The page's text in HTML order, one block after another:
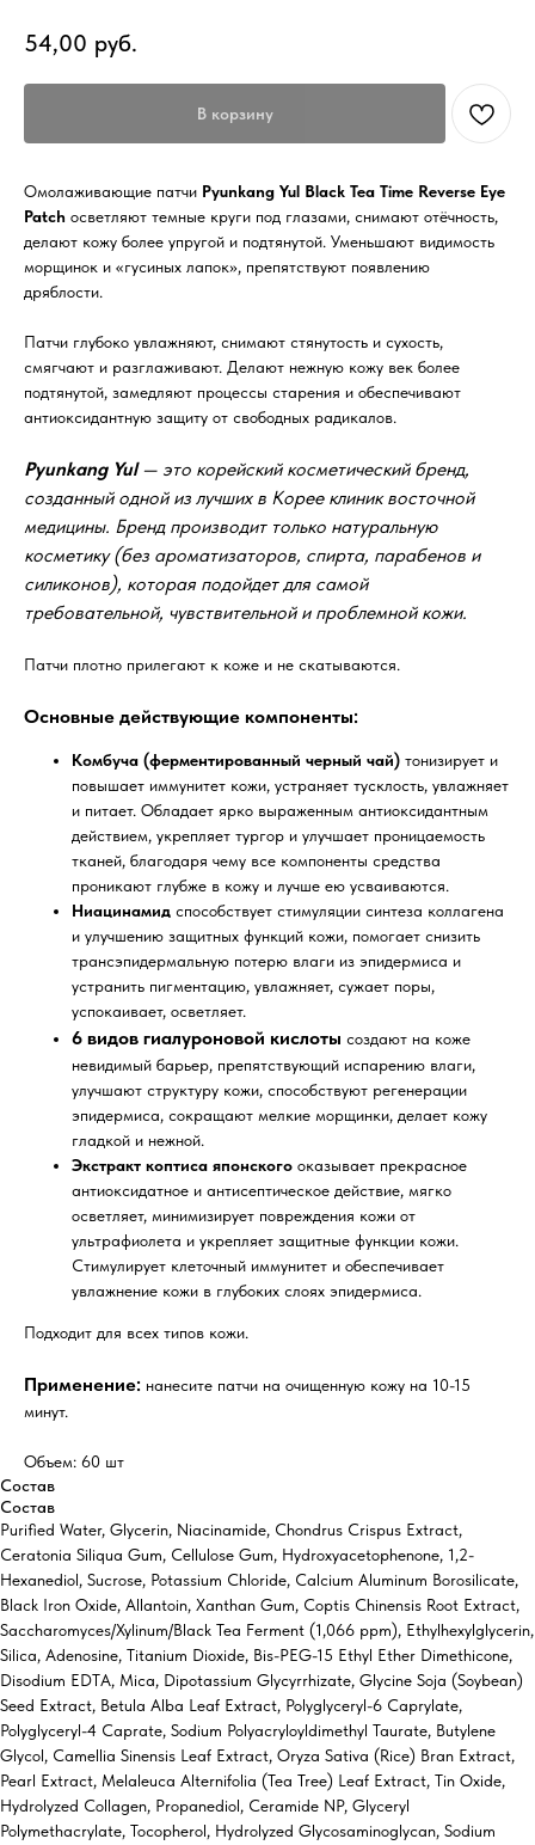
54,00 руб.
В корзину
Омолаживающие патчи Pyunkang Yul Black Tea Time Reverse Eye
Patch осветляют темные круги под глазами, снимают отёчность,
делают кожу более упругой и подтянутой. Уменьшают видимость
морщинок и «гусиных лапок», препятствуют появлению
дряблости.
Патчи глубоко увлажняют, снимают стянутость и сухость,
смягчают и разглаживают. Делают нежную кожу век более
подтянутой, замедляют процессы старения и обеспечивают
антиоксидантную защиту от свободных радикалов.
Pyunkang Yul— это корейский косметический бренд,
созданный одной из лучших в Корее клиник восточной
медицины. Бренд производит только натуральную
косметику (без ароматизаторов, спирта, парабенов и
силиконов), которая подойдет для самой
требовательной, чувствительной и проблемной кожи.
Патчи плотно прилегают к коже и не скатываются.
Основные действующие компоненты:
Комбуча (ферментированный черный чай) тонизирует и
повышает иммунитет кожи, устраняет тусклость, увлажняет
и питает. Обладает ярко выраженным антиоксидантным
действием, укрепляет тургор и улучшает проницаемость
тканей, благодаря чему все компоненты средства
проникают глубже в кожу и лучше ею усваиваются.
Ниацинамид способствует стимуляции синтеза коллагена
и улучшению защитных функций кожи, помогает снизить
трансэпидермальную потерю влаги из эпидермиса и
устранить пигментацию, увлажняет, сужает поры,
успокаивает, осветляет.
6 видов гиалуроновой кислоты создают на коже
невидимый барьер, препятствующий испарению влаги,
улучшают структуру кожи, способствуют регенерации
эпидермиса, сокращают мелкие морщинки, делает кожу
гладкой и нежной.
Экстракт коптиса японского оказывает прекрасное
антиоксидатное и антисептическое действие, мягко
осветляет, минимизирует повреждения кожи от
ультрафиолета и укрепляет защитные функции кожи.
Стимулирует клеточный иммунитет и обеспечивает
увлажнение кожи в глубоких слоях эпидермиса.
Подходит для всех типов кожи.
Применение: нанесите патчи на очищенную кожу на 10-15
минут.
Объем: 60 шт
Состав
Состав
Purified Water, Glycerin, Niacinamide, Chondrus Crispus Extract,
Ceratonia Siliqua Gum, Cellulose Gum, Hydroxyacetophenone, 1,2-
Hexanediol, Sucrose, Potassium Chloride, Calcium Aluminum Borosilicate,
Black Iron Oxide, Allantoin, Xanthan Gum, Coptis Chinensis Root Extract,
Saccharomyces/Xylinum/Black Tea Ferment (1,066 ppm), Ethylhexylglycerin,
Silica, Adenosine, Titanium Dioxide, Bis-PEG-15 Ethyl Ether Dimethicone,
Disodium EDTA, Mica, Dipotassium Glycyrrhizate, Glycine Soja (Soybean)
Seed Extract, Betula Alba Leaf Extract, Polyglyceryl-6 Caprylate,
Polyglyceryl-4 Caprate, Sodium Polyacryloyldimethyl Taurate, Butylene
Glycol, Camellia Sinensis Leaf Extract, Oryza Sativa (Rice) Bran Extract,
Pearl Extract, Melaleuca Alternifolia (Tea Tree) Leaf Extract, Tin Oxide,
Hydrolyzed Collagen, Propanediol, Ceramide NP, Glyceryl
Polymethacrylate, Tocopherol, Hydrolyzed Glycosaminoglycan, Sodium